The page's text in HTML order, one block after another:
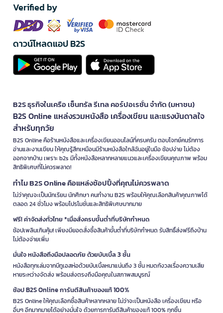
Verified by
ดาวน์โหลดแอป B2S
B2S ธุรกิจในเครือ เซ็นทรัล รีเทล คอร์ปอเรชั่น จำกัด (มหาชน)
B2S Online แหล่งรวมหนังสือ เครื่องเขียน และแรงบันดาลใจ
สำหรับทุกวัย
B2S Online คือร้านหนังสือและเครื่องเขียนออนไลน์ที่ครบครัน ตอบโจทย์คนรักการ
อ่านและงานเขียน ให้คุณรู้สึกเหมือนมีร้านหนังสือใกล้ฉันอยู่ในมือ ช้อปง่าย ไม่ต้อง
ออกจากบ้าน เพราะ b2s มีทั้งหนังสือหลากหลายแนวและเครื่องเขียนคุณภาพ พร้อม
สิทธิพิเศษที่ไม่ควรพลาด!
ทำไม B2S Online คือแหล่งช้อปปิ้งที่คุณไม่ควรพลาด
ไม่ว่าคุณจะเป็นนักเรียน นักศึกษา คนทำงาน B2S พร้อมให้คุณเลือกสินค้าคุณภาพได้
ตลอด 24 ชั่วโมง พร้อมโปรโมชั่นและสิทธิพิเศษมากมาย
ฟรี! ค่าจัดส่งทั่วไทย *เมื่อสั่งครบขั้นต่ำที่บริษัทกำหนด
ช้อปเพลินเกินคุ้ม! เพียงมียอดสั่งซื้อสินค้าขั้นต่ำที่บริษัทกำหนด รับสิทธิ์ส่งฟรีถึงบ้าน
ไม่ต้องจ่ายเพิ่ม
มั่นใจ หนังสือถึงมือปลอดภัย ด้วยบับเบิ้ล 3 ชั้น
หนังสือทุกเล่มจากบีทูเอสห่อด้วยบับเบิ้ลหนาแน่นถึง 3 ชั้น หมดกังวลเรื่องความเสีย
หายระหว่างจัดส่ง พร้อมส่งตรงถึงมือคุณในสภาพสมบูรณ์
ช้อป B2S Online การันตีสินค้าของแท้ 100%
B2S Online ให้คุณเลือกซื้อสินค้าหลากหลาย ไม่ว่าจะเป็นหนังสือ เครื่องเขียน หรือ
อื่นๆ อีกมากมายได้อย่างมั่นใจ ด้วยการการันตีสินค้าของแท้ 100% ทุกชิ้น